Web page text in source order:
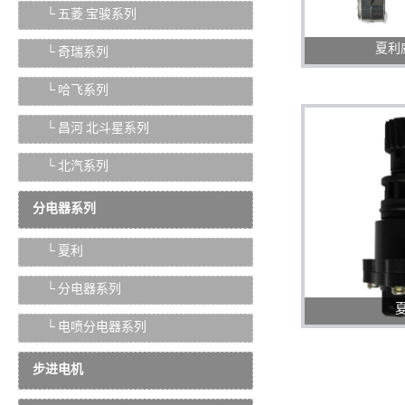
└ 五菱 宝骏系列
└ 奇瑞系列
└ 哈飞系列
└ 昌河 北斗星系列
└ 北汽系列
分电器系列
└ 夏利
└ 分电器系列
└ 电喷分电器系列
步进电机
夏利